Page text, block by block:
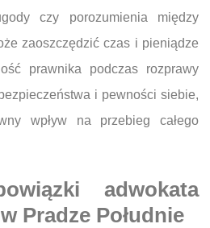
czy porozumienia między
zaoszczędzić czas i pieniądze
prawnika podczas rozprawy
i pewności siebie,
wpływ na przebieg całego
adwokata
Pradze Południe